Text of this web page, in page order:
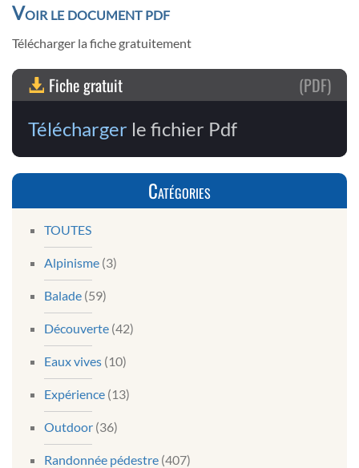
Voir le document pdf
Télécharger la fiche gratuitement
Fiche gratuit (PDF)
Télécharger le fichier Pdf
Catégories
TOUTES
Alpinisme (3)
Balade (59)
Découverte (42)
Eaux vives (10)
Expérience (13)
Outdoor (36)
Randonnée pédestre (407)